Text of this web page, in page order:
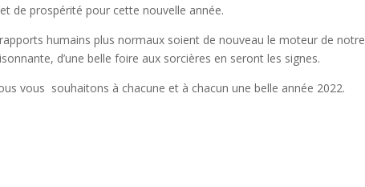
de prospérité pour cette nouvelle année.
humains plus normaux soient de nouveau le moteur de notre
d’une belle foire aux sorcières en seront les signes.
vous souhaitons à chacune et à chacun une belle année 2022.